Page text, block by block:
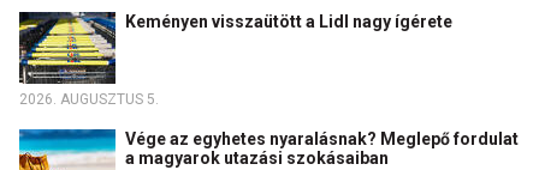
Keményen visszaütött a Lidl nagy ígérete
2026. AUGUSZTUS 5.
Vége az egyhetes nyaralásnak? Meglepő fordulat
a magyarok utazási szokásaiban